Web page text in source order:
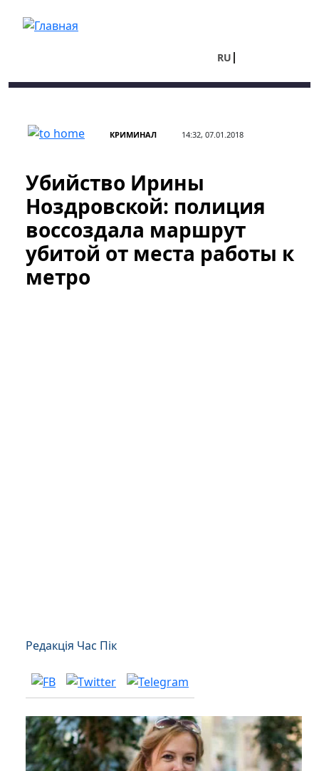
RU
КРИМИНАЛ 14:32, 07.01.2018
Убийство Ирины
Ноздровской: полиция
воссоздала маршрут
убитой от места работы к
метро
Редакція Час Пік